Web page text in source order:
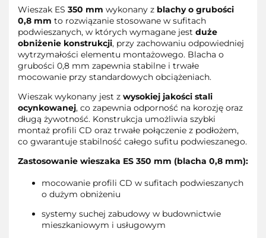
Wieszak ES 350 mm wykonany z blachy o grubości
0,8 mm to rozwiązanie stosowane w sufitach
podwieszanych, w których wymagane jest duże
obniżenie konstrukcji, przy zachowaniu odpowiedniej
wytrzymałości elementu montażowego. Blacha o
grubości 0,8 mm zapewnia stabilne i trwałe
mocowanie przy standardowych obciążeniach.
Wieszak wykonany jest z wysokiej jakości stali
ocynkowanej, co zapewnia odporność na korozję oraz
długą żywotność. Konstrukcja umożliwia szybki
montaż profili CD oraz trwałe połączenie z podłożem,
co gwarantuje stabilność całego sufitu podwieszanego.
Zastosowanie wieszaka ES 350 mm (blacha 0,8 mm):
mocowanie profili CD w sufitach podwieszanych
o dużym obniżeniu
systemy suchej zabudowy w budownictwie
mieszkaniowym i usługowym